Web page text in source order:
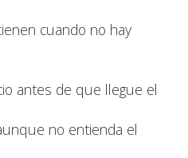
cuando no hay
antes de que llegue el
no entienda el